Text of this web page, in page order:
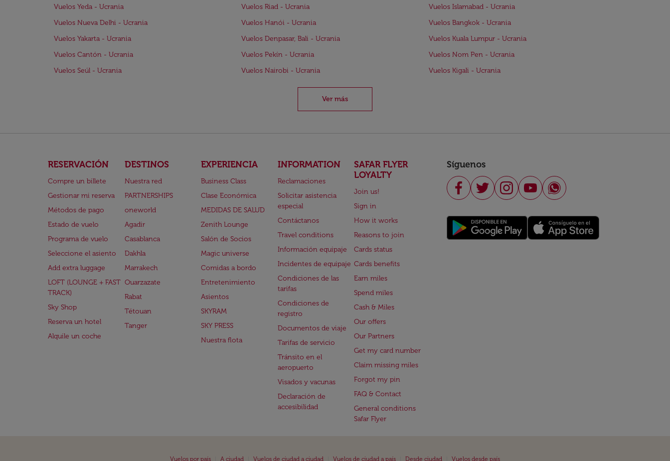
Vuelos Yeda - Ucrania Vuelos Riad - Ucrania
Vuelos Islamabad - Ucrania
Vuelos Nueva Delhi - Ucrania
Vuelos Hanói - Ucrania
Vuelos Bangkok - Ucrania
Vuelos Yakarta - Ucrania
Vuelos Denpasar, Bali - Ucrania
Vuelos Kuala Lumpur - Ucrania
Vuelos Cantón - Ucrania
Vuelos Pekín - Ucrania
Vuelos Nom Pen - Ucrania
Vuelos Seúl - Ucrania
Vuelos Nairobi - Ucrania Vuelos Kigali - Ucrania
Ver más
RESERVACIÓN
Compre un billete
Gestionar mi reserva
Métodos de pago
Estado de vuelo
Programa de vuelo
Seleccione el asiento
Add extra luggage
LOFT (LOUNGE + FAST
TRACK)
Sky Shop
Reserva un hotel
Alquile un coche
DESTINOS
Nuestra red
PARTNERSHIPS
oneworld
Agadir
Casablanca
Dakhla
Marrakech
Ouarzazate
Rabat
Tétouan
Tanger
EXPERIENCIA
Business Class
Clase Económica
MEDIDAS DE SALUD
Zenith Lounge
Salón de Socios
Magic universe
Comidas a bordo
Entretenimiento
Asientos
SKYRAM
SKY PRESS
Nuestra flota
INFORMATION
Reclamaciones
Solicitar asistencia
especial
Contáctanos
Travel conditions
Información equipaje
Incidentes de equipaje
Condiciones de las
tarifas
Condiciones de
registro
Documentos de viaje
Tarifas de servicio
Tránsito en el
aeropuerto
Visados y vacunas
Declaración de
accesibilidad
SAFAR FLYER
LOYALTY
Join us!
Sign in
How it works
Reasons to join
Cards status
Cards benefits
Earn miles
Spend miles
Cash & Miles
Our offers
Our Partners
Get my card number
Claim missing miles
Forgot my pin
FAQ & Contact
General conditions
Safar Flyer
Síguenos
Vuelos por país A ciudad Vuelos de ciudad a ciudad Vuelos de ciudad a país Desde ciudad Vuelos desde país